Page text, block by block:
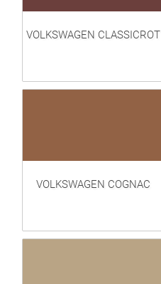
VOLKSWAGEN CLASSICROT
VOLKSWAGEN COGNAC